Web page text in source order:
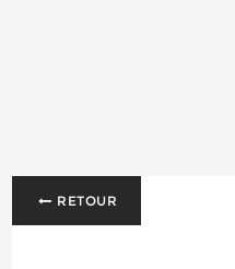
RETOUR